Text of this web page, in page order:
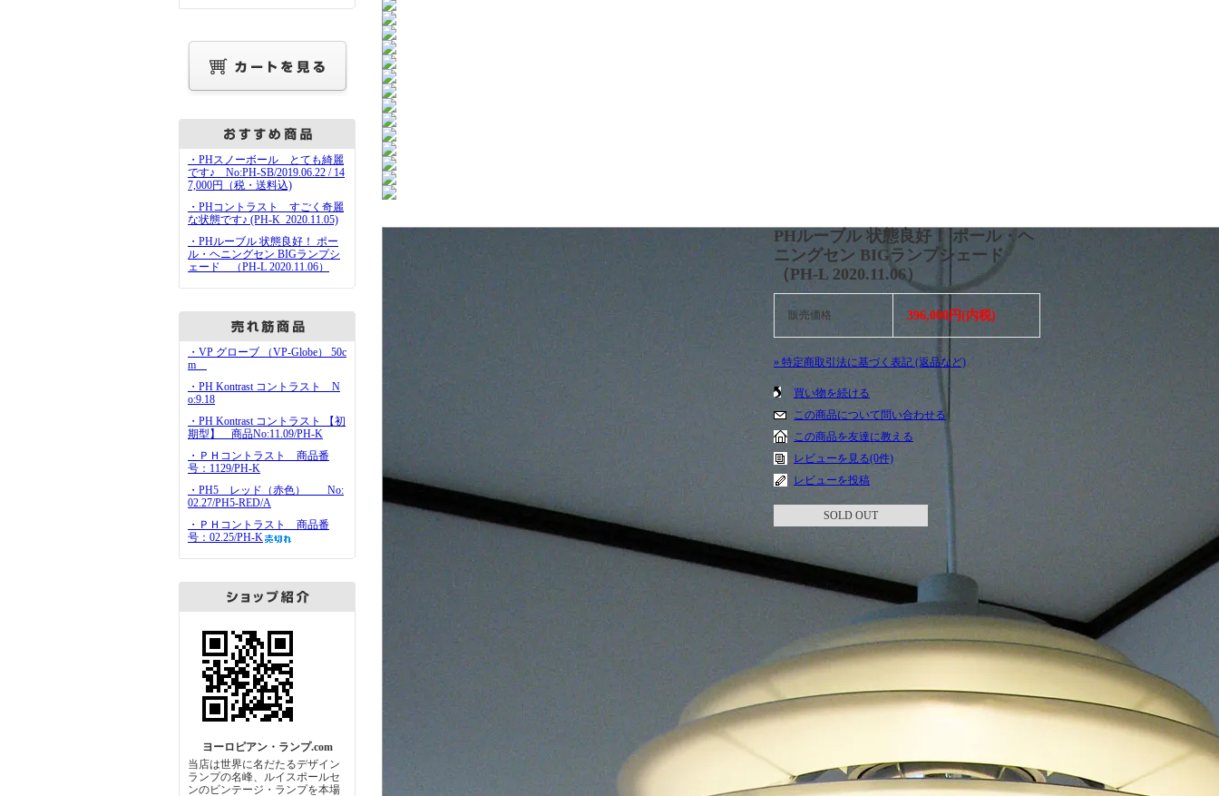
・PHスノーボール とても綺麗
です♪ No:PH-SB/2019.06.22 / 14
7,000円（税・送料込)
・PHコントラスト すごく奇麗
な状態です♪ (PH-K_2020.11.05)
・PHルーブル 状態良好！ ポー
ル・ヘニングセン BIGランプシ
ェード （PH-L 2020.11.06）
・VP グローブ （VP-Globe） 50c
m
・PH Kontrast コントラスト N
o:9.18
・PH Kontrast コントラスト 【初
期型】 商品No:11.09/PH-K
・ＰＨコントラスト 商品番
号：1129/PH-K
・PH5 レッド（赤色） No:
02.27/PH5-RED/A
・ＰＨコントラスト 商品番
号：02.25/PH-K
ヨーロピアン・ランプ.com
当店は世界に名だたるデザイン
ランプの名峰、ルイスポールセ
ンのビンテージ・ランプを本場
PHルーブル 状態良好！ ポール・ヘ
ニングセン BIGランプシェード
（PH-L 2020.11.06）
販売価格 396,000円(内税)
» 特定商取引法に基づく表記 (返品など)
買い物を続ける
この商品について問い合わせる
この商品を友達に教える
レビューを見る(0件)
レビューを投稿
SOLD OUT